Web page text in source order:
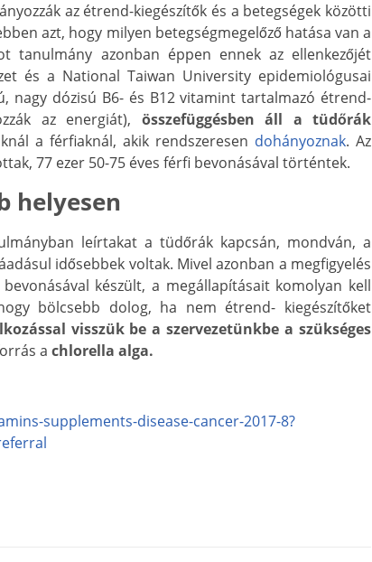
az étrend-kiegészítők és a betegségek közötti
azt, hogy milyen betegségmegelőző hatása van a
tanulmány azonban éppen ennek az ellenkezőjét
és a National Taiwan University epidemiológusai
nagy dózisú B6- és B12 vitamint tartalmazó étrend-
az energiát), összefüggésben áll a tüdőrák
a férfiaknál, akik rendszeresen dohányoznak. Az
77 ezer 50-75 éves férfi bevonásával történtek.
helyesen
leírtakat a tüdőrák kapcsán, mondván, a
idősebbek voltak. Mivel azonban a megfigyelés
készült, a megállapításait komolyan kell
bölcsebb dolog, ha nem étrend- kiegészítőket
visszük be a szervezetünkbe a szükséges
a chlorella alga.
supplements-disease-cancer-2017-8?